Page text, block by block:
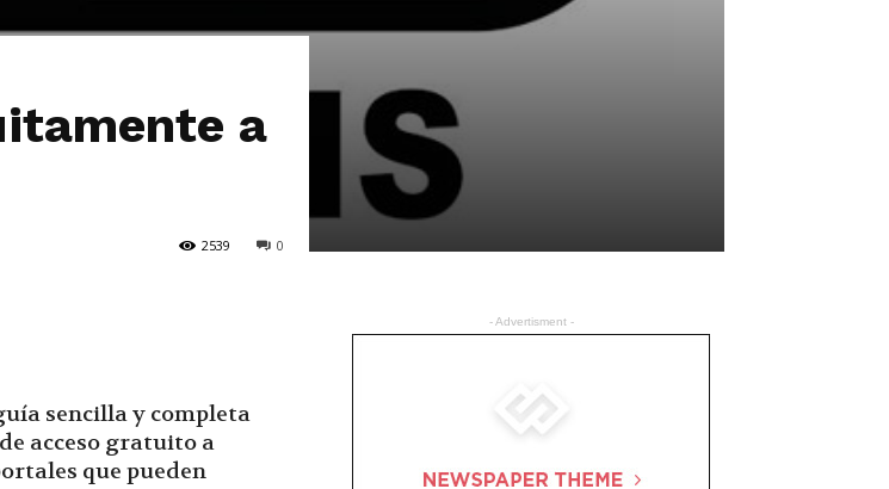
a
0
2539
sencilla y completa
acceso gratuito a
que pueden
- Advertisment -